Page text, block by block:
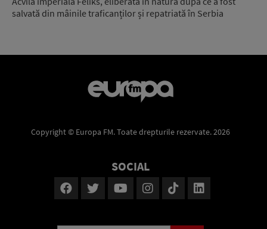
salvată din mâinile traficanților și repatriată în Serbia
Copyright © Europa FM. Toate drepturile rezervate. 2026
SOCIAL